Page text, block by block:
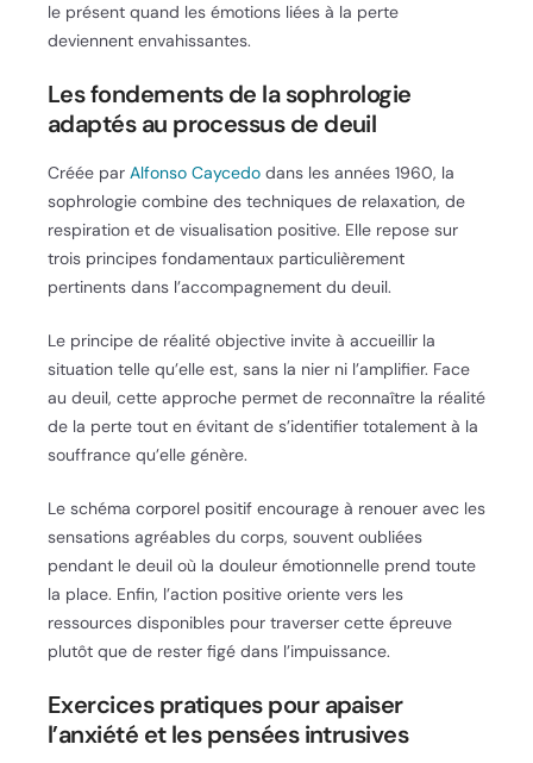
le présent quand les émotions liées à la perte
deviennent envahissantes.
Les fondements de la sophrologie
adaptés au processus de deuil
Créée par Alfonso Caycedo dans les années 1960, la
sophrologie combine des techniques de relaxation, de
respiration et de visualisation positive. Elle repose sur
trois principes fondamentaux particulièrement
pertinents dans l’accompagnement du deuil.
Le principe de réalité objective invite à accueillir la
situation telle qu’elle est, sans la nier ni l’amplifier. Face
au deuil, cette approche permet de reconnaître la réalité
de la perte tout en évitant de s’identifier totalement à la
souffrance qu’elle génère.
Le schéma corporel positif encourage à renouer avec les
sensations agréables du corps, souvent oubliées
pendant le deuil où la douleur émotionnelle prend toute
la place. Enfin, l’action positive oriente vers les
ressources disponibles pour traverser cette épreuve
plutôt que de rester figé dans l’impuissance.
Exercices pratiques pour apaiser
l’anxiété et les pensées intrusives